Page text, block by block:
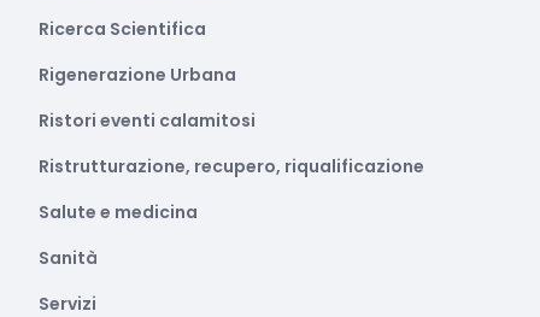
Ricerca Scientifica
Rigenerazione Urbana
Ristori eventi calamitosi
Ristrutturazione, recupero, riqualificazione
Salute e medicina
Sanità
Servizi